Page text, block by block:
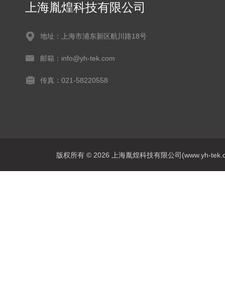
上海胤煌科技有限公司
地址：上海市浦东新区航川路18号
邮箱：info@yh-tek.com
传真：021-58220558
版权所有 © 2026 上海胤煌科技有限公司(www.yh-